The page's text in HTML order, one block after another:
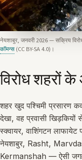
विरोध शहरों
शहर खुद पश्चिमी प्रसारण
देखा, वह प्रवासी खिड़कियों
स्क्वायर, वाशिंगटन
नेयशाबुर, Rasht,
Kermanshah — ऐसी जगहें
नेयशाबुर, जनवरी 2026 — सक्रिय
कॉमन्स (CC BY-SA 4.0)।